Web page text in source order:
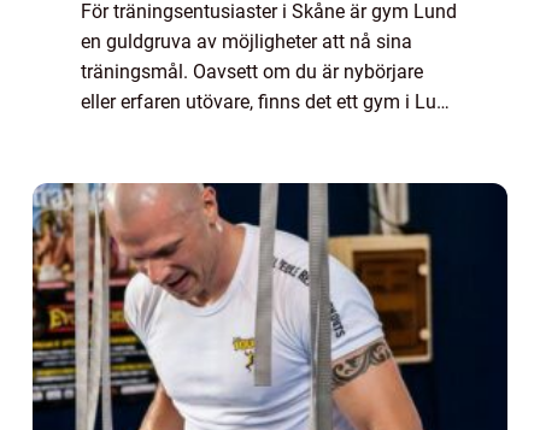
För träningsentusiaster i Skåne är gym Lund
en guldgruva av möjligheter att nå sina
träningsmål. Oavsett om du är nybörjare
eller erfaren utövare, finns det ett gym i Lund